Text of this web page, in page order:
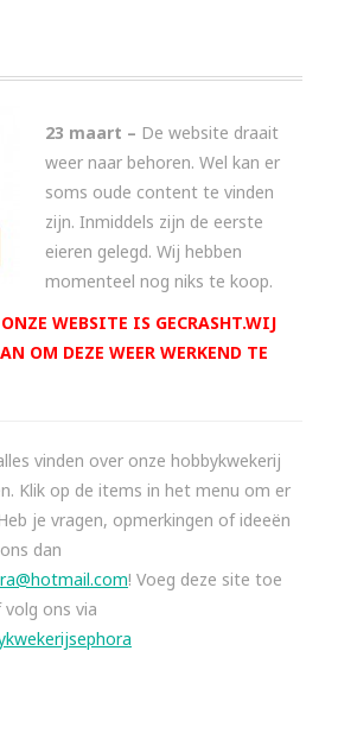
23 maart – De website draait
weer naar behoren. Wel kan er
soms oude content te vinden
zijn. Inmiddels zijn de eerste
eieren gelegd. Wij hebben
momenteel nog niks te koop.
WEBSITE IS GECRASHT.WIJ
OM DEZE WEER WERKEND TE
vinden over onze hobbykwekerij
Klik op de items in het menu om er
je vragen, opmerkingen of ideeën
dan
! Voeg deze site toe
ons via